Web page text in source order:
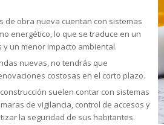
de obra nueva cuentan con sistemas
energético, lo que se traduce en un
un menor impacto ambiental.
nuevas, no tendrás que
costosas en el corto plazo.
suelen contar con sistemas
de vigilancia, control de accesos y
la seguridad de sus habitantes.